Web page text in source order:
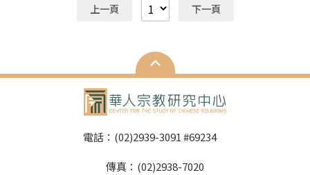
上一頁 下一頁
電話：(02)2939-3091 #69234
傳真：(02)2938-7020